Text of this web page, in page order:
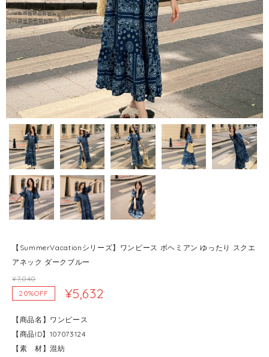
【SummerVacationシリーズ】ワンピース ボヘミアン ゆったり スクエ
アネック ダークブルー
¥7,040
20%OFF
¥5,632
【商品名】ワンピース
【商品ID】107073124
【素 材】混紡